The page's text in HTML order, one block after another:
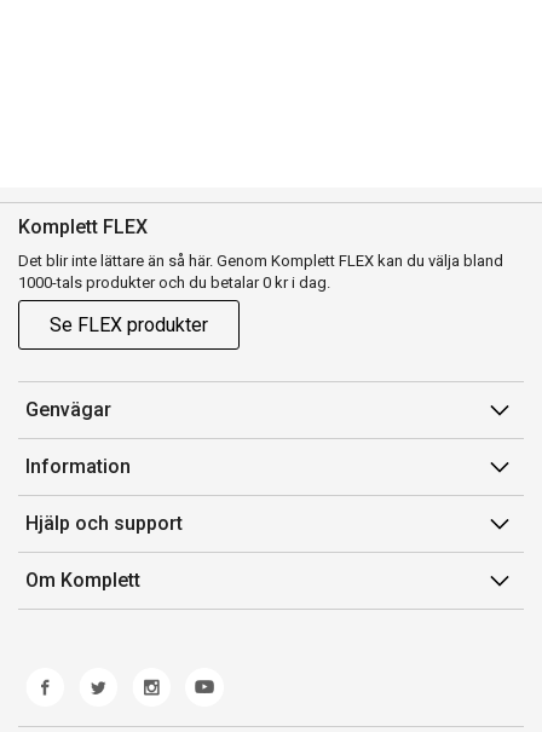
Komplett FLEX
Det blir inte lättare än så här. Genom Komplett FLEX kan du välja bland
1000-tals produkter och du betalar 0 kr i dag.
Se FLEX produkter
Genvägar
Konto
Orderhistorik
Presentkort
Komplett Club
Information
Försäljningsvillkor
Medlemsvillkor for Komplett Club
Lediga tjänster
Hjälp och support
Kontakta oss
Kundservice
Produkthjälp och retur
Felsökning och guider
Om Komplett